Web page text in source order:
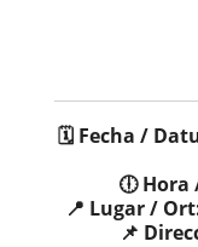
🗓️ Fecha /
🕕
📍 Lugar /
📌